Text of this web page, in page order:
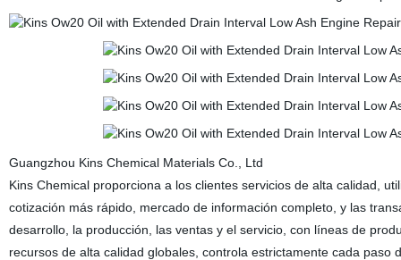
Guangzhou Kins Chemical Materials Co., Ltd
Kins Chemical proporciona a los clientes servicios de alta calidad,
cotización más rápido, mercado de información completo, y las
desarrollo, la producción, las ventas y el servicio, con líneas de
recursos de alta calidad globales, controla estrictamente cada